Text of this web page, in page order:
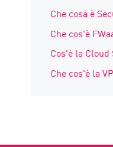
Che cosa è
Che cos'è
Cos'è la
Che cos'è la